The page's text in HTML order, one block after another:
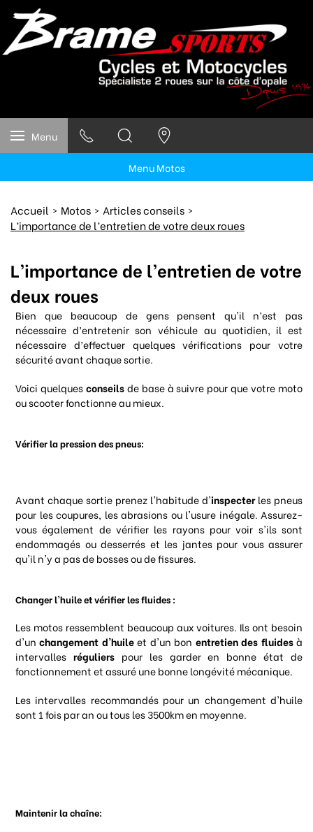
Menu
Menu Motos
Accueil Motos
Articles conseils
L’importance de l’entretien de votre deux roues
L’importance de l’entretien de votre
deux roues
Bien que beaucoup de gens pensent qu'il n’est pas
nécessaire d’entretenir son véhicule au quotidien, il est
nécessaire d’effectuer quelques vérifications pour votre
sécurité avant chaque sortie.
Voici quelquesconseilsde base à suivre pour que votre moto
ou scooter fonctionne au mieux.
Vérifier la pression des pneus:
Avant chaque sortie prenez l'habitude d'inspecterles pneus
pour les coupures, les abrasions ou l'usure inégale. Assurez-
vous également de vérifier les rayons pour voir s'ils sont
endommagés ou desserrés et les jantes pour vous assurer
qu'il n'y a pas de bosses ou de fissures.
Changer l'huile et vérifier les fluides :
Les motos ressemblent beaucoup aux voitures. Ils ont besoin
d'unchangement d'huileet d'un bon entretien des fluidesà
intervalles régulierspour les garder en bonne état de
fonctionnement et assuré une bonne longévité mécanique.
Les intervalles recommandés pour un changement d'huile
sont 1 fois par an ou tous les 3500km en moyenne.
Maintenir la chaîne: